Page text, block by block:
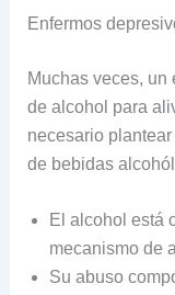
Enfermos
Muchas veces,
de alcohol para
necesario
de bebidas
El alcohol está
mecanismo de
Su abuso